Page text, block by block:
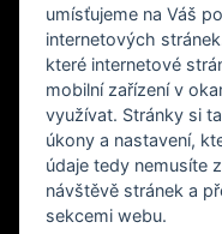
umísťujeme na Váš
internetových
které internetové
mobilní zařízení v
využívat. Stránky si
úkony a nastavení,
údaje tedy nemusíte
návštěvě stránek a
sekcemi webu.